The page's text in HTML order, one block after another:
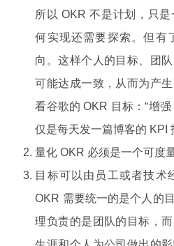
所以 OKR 不是计划，只
何实现还需要探索。但有
向。这样个人的目标、团
可能达成一致，从而为产
看谷歌的 OKR 目标：“增
仅是每天发一篇博客的 KPI
量化 OKR 必须是一个可度
目标可以由员工或者技术
OKR 需要统一的是个人的
理负责的是团队的目标，